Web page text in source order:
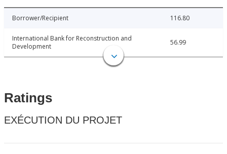
Borrower/Recipient 116.80
International Bank for Reconstruction and
Development
56.99
Ratings
EXÉCUTION DU PROJET